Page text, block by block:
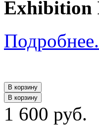
Exhibition
В корзину
В корзину
1 600 руб.